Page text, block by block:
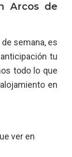
Arcos de
semana, es
tu
todo lo que
en